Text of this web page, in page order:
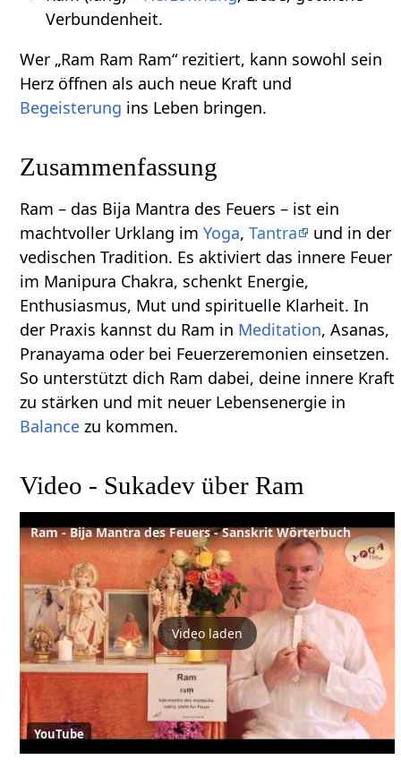
Verbundenheit.
Wer „Ram Ram Ram“ rezitiert, kann sowohl sein
Herz öffnen als auch neue Kraft und
Begeisterung ins Leben bringen.
Zusammenfassung
Ram – das Bija Mantra des Feuers – ist ein
machtvoller Urklang imYoga,Tantra
und in der
vedischen Tradition. Es aktiviert das innere Feuer
im Manipura Chakra, schenkt Energie,
Enthusiasmus, Mut und spirituelle Klarheit. In
der Praxis kannst du Ram in Meditation, Asanas,
Pranayama oder bei Feuerzeremonien einsetzen.
So unterstützt dich Ram dabei, deine innere Kraft
zu stärken und mit neuer Lebensenergie in
Balance zu kommen.
Video - Sukadev über Ram
Ram - Bija Mantra des Feuers - Sanskrit Wörterbuch
Video laden
YouTube